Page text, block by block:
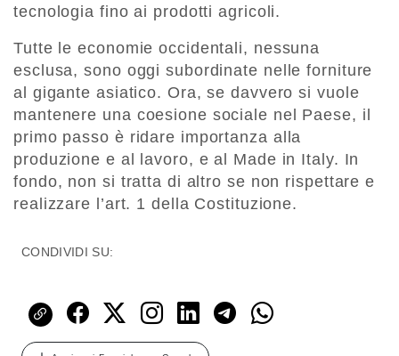
tecnologia fino ai prodotti agricoli.
Tutte le economie occidentali, nessuna
esclusa, sono oggi subordinate nelle forniture
al gigante asiatico. Ora, se davvero si vuole
mantenere una coesione sociale nel Paese, il
primo passo è ridare importanza alla
produzione e al lavoro, e al Made in Italy. In
fondo, non si tratta di altro se non rispettare e
realizzare l’art. 1 della Costituzione.
CONDIVIDI SU: